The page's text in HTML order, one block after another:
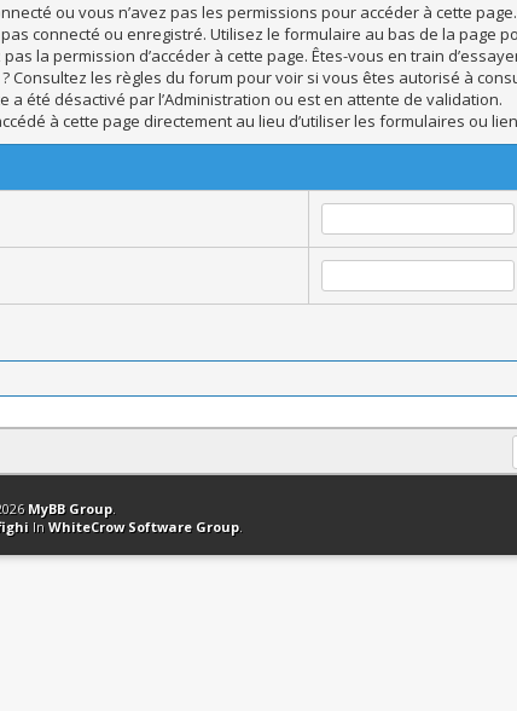
ou vous n’avez pas les permissions pour accéder à cette
pas connecté ou enregistré. Utilisez le formulaire au bas de la page
pas la permission d’accéder à cette page. Êtes-vous en train
Consultez les règles du forum pour voir si vous êtes autorisé à
a été désactivé par l’Administration ou est en attente de validation.
à cette page directement au lieu d’utiliser les formulaires ou
Retourner en haut Version bas-débit (Archivé) Syndication RSS
MyBB Group.
In WhiteCrow Software Group.